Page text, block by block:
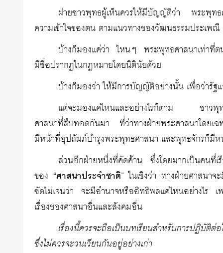
ฝ่ายชาวพุทธผู้เห็นควรให้มีบัญญัติว่า พระพุทธ
ความเข้าใจของตน ตามแนวทางของวัฒนธรรมประเพณี
บ้างก็มองแค่ว่า ไหนๆ พระพุทธศาสนาเท่าที่ต
มีชื่อปรากฏในกฎหมายโดยนิตินัยด้วย
บ้างก็มองว่า ให้มีการบัญญัติอย่างนั้น เพื่อว่ารัฐ
แต่จะมองแค่ไหนและอย่างไรก็ตาม ชาวพุท
ศาสนาที่สืบทอดกันมา ที่ว่าทางฝ่ายพระศาสนาโดยเ
มีหน้าที่อุปถัมภ์บำรุงพระพุทธศาสนา และพุทธจักรก็มี
ส่วนอีกฝ่ายหนึ่งที่คัดค้าน ซึ่งโดยมากเป็นคนที่
ของ “ศาสนาประจำชาติ” ในเชิงว่า ทางฝ่ายศาสนา
ชัดไม่เจนว่า จะมีอำนาจหรืออิทธิพลแค่ไหนอย่างไร
เรื่องของศาสนาอื่นและสังคมอื่น
เรื่องนี้ควรจะถือเป็นบทเรียนสำหรับการปฏิบัติ
ซึ่งไม่ควรจะวนเวียนกันอยู่อย่างเก่า